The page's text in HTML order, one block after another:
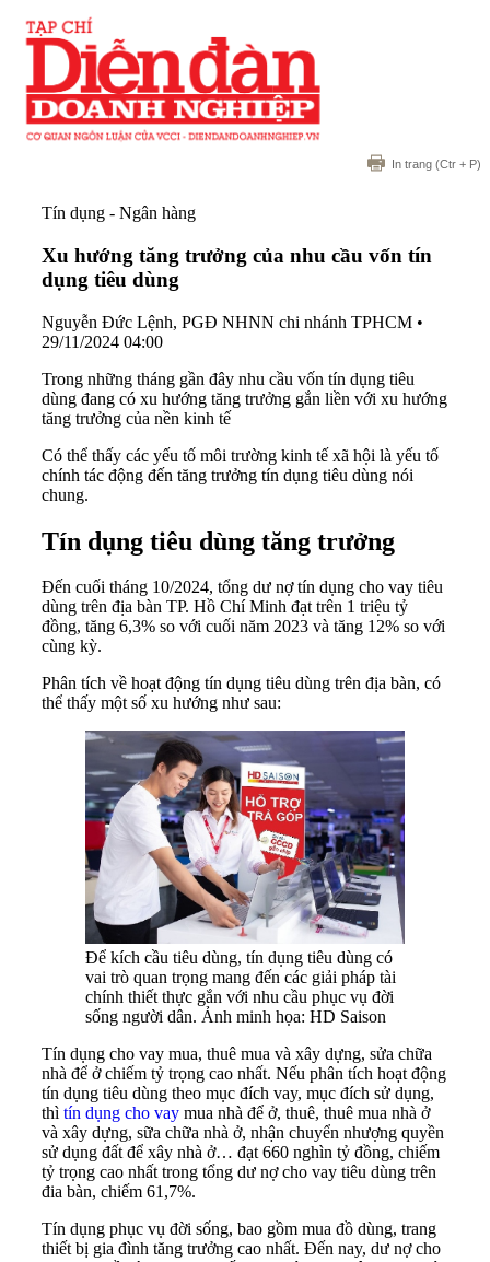
In trang (Ctr + P)
Tín dụng - Ngân hàng
Xu hướng tăng trưởng của nhu cầu vốn tín
dụng tiêu dùng
Nguyễn Đức Lệnh, PGĐ NHNN chi nhánh TPHCM •
29/11/2024 04:00
Trong những tháng gần đây nhu cầu vốn tín dụng tiêu
dùng đang có xu hướng tăng trưởng gắn liền với xu hướng
tăng trưởng của nền kinh tế
Có thể thấy các yếu tố môi trường kinh tế xã hội là yếu tố
chính tác động đến tăng trưởng tín dụng tiêu dùng nói
chung.
Tín dụng tiêu dùng tăng trưởng
Đến cuối tháng 10/2024, tổng dư nợ tín dụng cho vay tiêu
dùng trên địa bàn TP. Hồ Chí Minh đạt trên 1 triệu tỷ
đồng, tăng 6,3% so với cuối năm 2023 và tăng 12% so với
cùng kỳ.
Phân tích về hoạt động tín dụng tiêu dùng trên địa bàn, có
thể thấy một số xu hướng như sau:
Để kích cầu tiêu dùng, tín dụng tiêu dùng có
vai trò quan trọng mang đến các giải pháp tài
chính thiết thực gắn với nhu cầu phục vụ đời
sống người dân. Ảnh minh họa: HD Saison
Tín dụng cho vay mua, thuê mua và xây dựng, sửa chữa
nhà để ở chiếm tỷ trọng cao nhất. Nếu phân tích hoạt động
tín dụng tiêu dùng theo mục đích vay, mục đích sử dụng,
thì tín dụng cho vay mua nhà để ở, thuê, thuê mua nhà ở
và xây dựng, sữa chữa nhà ở, nhận chuyển nhượng quyền
sử dụng đất để xây nhà ở… đạt 660 nghìn tỷ đồng, chiếm
tỷ trọng cao nhất trong tổng dư nợ cho vay tiêu dùng trên
đia bàn, chiếm 61,7%.
Tín dụng phục vụ đời sống, bao gồm mua đồ dùng, trang
thiết bị gia đình tăng trưởng cao nhất. Đến nay, dư nợ cho